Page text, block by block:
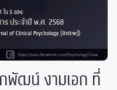
พัฒน์ งามเอก ที่